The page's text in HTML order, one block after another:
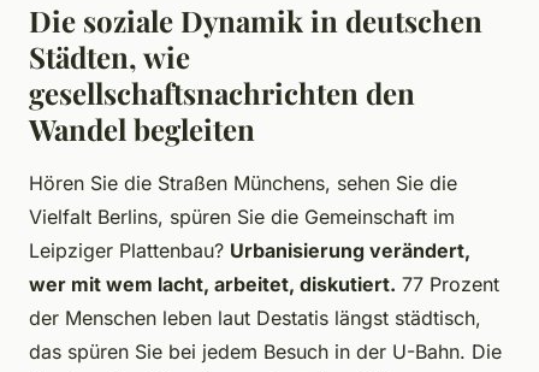
Die soziale Dynamik in deutschen
Städten, wie
gesellschaftsnachrichten den
Wandel begleiten
Hören Sie die Straßen Münchens, sehen Sie die
Vielfalt Berlins, spüren Sie die Gemeinschaft im
Leipziger Plattenbau? Urbanisierung verändert,
wer mit wem lacht, arbeitet, diskutiert. 77 Prozent
der Menschen leben laut Destatis längst städtisch,
das spüren Sie bei jedem Besuch in der U-Bahn. Die